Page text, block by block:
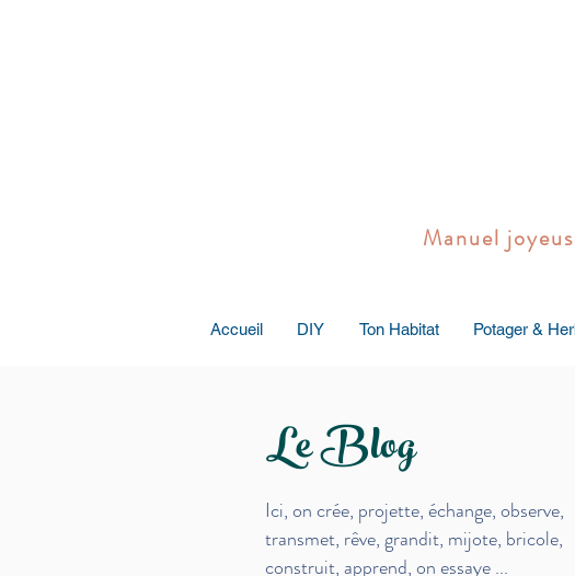
Manuel
Accueil DIY Ton Habitat Potager &
Le Blog
Ici, on crée, projette, échange, observe,
transmet, rêve, grandit, mijote, bricole,
construit, apprend, on essaye...